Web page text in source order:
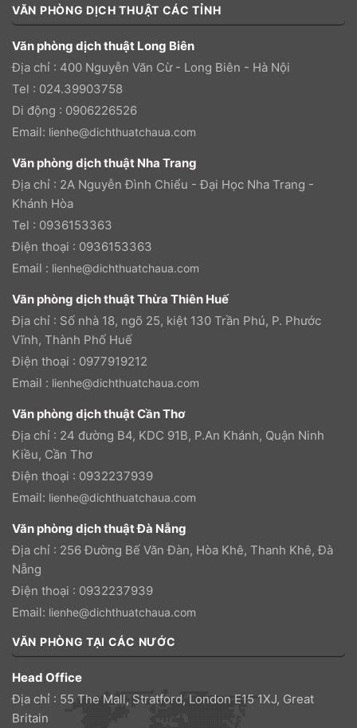
VĂN PHÒNG DỊCH THUẬT CÁC TỈNH
Văn phòng dịch thuật Long Biên
Địa chỉ : 400 Nguyễn Văn Cừ - Long Biên - Hà Nội
Tel : 024.39903758
Di động : 0906226526
Email: lienhe@dichthuatchaua.com
Văn phòng dịch thuật Nha Trang
Địa chỉ : 2A Nguyễn Đình Chiểu - Đại Học Nha Trang -
Khánh Hòa
Tel : 0936153363
Điện thoại : 0936153363
Email : lienhe@dichthuatchaua.com
Văn phòng dịch thuật Thừa Thiên Huế
Địa chỉ : Số nhà 18, ngõ 25, kiệt 130 Trần Phú, P. Phước
Vĩnh, Thành Phố Huế
Điện thoại : 0977919212
Email : lienhe@dichthuatchaua.com
Văn phòng dịch thuật Cần Thơ
Địa chỉ : 24 đường B4, KDC 91B, P.An Khánh, Quận Ninh
Kiều, Cần Thơ
Điện thoại : 0932237939
Email: lienhe@dichthuatchaua.com
Văn phòng dịch thuật Đà Nẵng
Địa chỉ : 256 Đường Bế Văn Đàn, Hòa Khê, Thanh Khê, Đà
Nẵng
Điện thoại : 0932237939
Email: lienhe@dichthuatchaua.com
VĂN PHÒNG TẠI CÁC NƯỚC
Head Office
Địa chỉ : 55 The Mall, Stratford, London E15 1XJ, Great
Britain